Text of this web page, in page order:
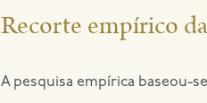
Recorte empírico
A pesquisa empírica baseou-